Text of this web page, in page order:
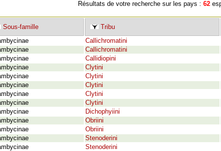
Résultats de votre recherche sur les pays : 62
Sous-famille
Tribu
Callichromatini
Callichromatini
Callidiopini
Clytini
Clytini
Clytini
Clytini
Clytini
Dichophyiini
Obriini
Obriini
Stenoderini
Stenoderini